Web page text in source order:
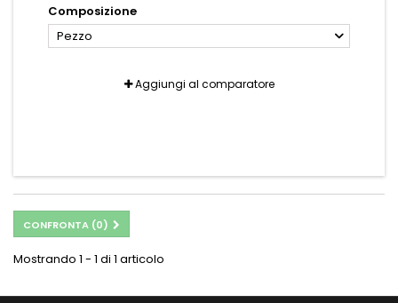
Composizione
Pezzo
Aggiungi al comparatore
CONFRONTA (0)
Mostrando 1 - 1 di 1 articolo